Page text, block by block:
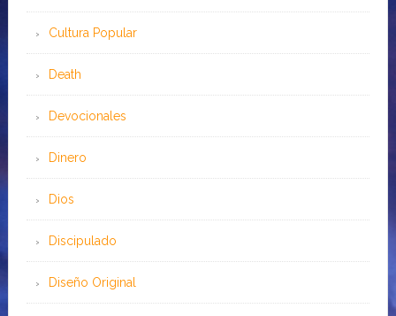
Cultura Popular
Death
Devocionales
Dinero
Dios
Discipulado
Diseño Original